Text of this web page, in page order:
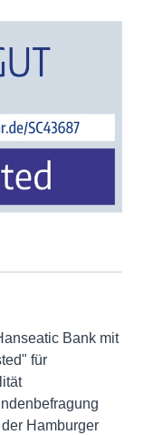
Bank mit
für
Hamburger